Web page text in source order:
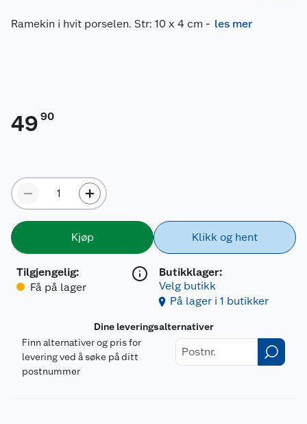
Ramekin i hvit porselen. Str: 10 x 4 cm - les mer
49 90
Kjøp
Tilgjengelig:
Få på lager
Klikk og hent
Butikklager:
Velg butikk
På lager i 1 butikker
Dine leveringsalternativer
Finn alternativer og pris for
levering ved å søke på ditt
postnummer